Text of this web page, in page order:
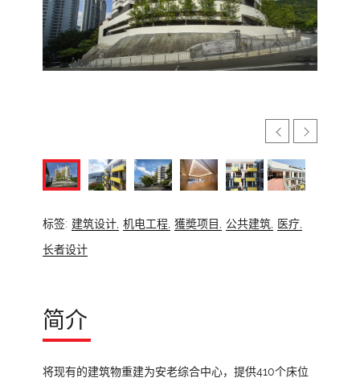
标签: 建筑设计, 机电工程, 獲奬项目, 公共建筑,
医疗,
长者设计
简介
将现有的建筑物重建为安老综合中心，提供410个床位